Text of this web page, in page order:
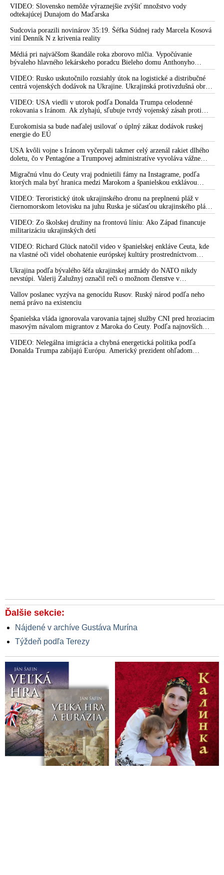
vojenskú konfrontáciu medzi USA a Iránom. Spojené štáty v
obave pred dôsledkami eskalácie rodinám diplomatov
odporučili a rodinám vojakov nachádzajúcich sa v rizikových
štátoch Blízkeho východu povolili opustiť ich
VIDEO: „Svet čelí ako nikdy predtým nukleárnej skaze.
Politická elita a vojnoví štváči bezohľadne podnecujú medzi
jadrovými mocnosťami strach a napätie,“ varuje riaditeľka
tajných služieb USA Tulsi Gabbardová a zároveň upozornila
na hrôzu, ktorú by zo sebou priniesol atómový vojenský
konflikt
Vojenskí jastrabi tlačia na prezidenta Trumpa, aby namiesto
rokovaní s Iránom na krajinu vojensky zaútočil
Chameneí varoval pred silnou odvetou, ak USA naplnia
hrozby Donalda Trumpa, že ak Teherán neuzavrie jadrovú
dohodu, dôjde k takému bombardovaniu, aké nikdy predtým
nevideli. Tucker Carlson vo svojom videu priblížil, čo vám o
vojne s Iránom nepovedia a že to môže byť Armagedon -
biblické miesto, na ktorom sa na konci čias zhromaždia
bezbožní „králi celého sveta“ na veľký boj
Zelenskyj medzitým v Kyjeve naliehal na zhromaždených diplomatov,
aby vo svete zháňali energie pre Ukrajinu na zimu. Putin vraj bude
mobilizovať a vojna sa do zimy pravdepodobne neskončí
VIDEO: Slovensko nemôže výraznejšie zvýšiť množstvo vody
odtekajúcej Dunajom do Maďarska
Sudcovia porazili novinárov 35:19. Šéfka Súdnej rady Marcela Kosová
viní Denník N z krivenia reality
Médiá pri najväčšom škandále roka zborovo mlčia. Vypočúvanie
bývaleho hlavného lekárskeho poradcu Bieleho domu Anthonyho
Fauciho pred výborom amerického Senátu väčšina médií ignorovala
VIDEO: Rusko uskutočnilo rozsiahly útok na logistické a distribučné
centrá vojenských dodávok na Ukrajine. Ukrajinská protivzdušná obrana
nedokázala počas ničivého nočného útoku na Kyjev a jeho okolie
zachytiť ani jednu ruskú raketu
VIDEO: USA viedli v utorok podľa Donalda Trumpa celodenné
rokovania s Iránom. Ak zlyhajú, sľubuje tvrdý vojenský zásah proti
Teheránu
Eurokomisia sa bude naďalej usilovať o úplný zákaz dodávok ruskej
energie do EÚ
USA kvôli vojne s Iránom vyčerpali takmer celý arzenál rakiet dlhého
doletu, čo v Pentagóne a Trumpovej administratíve vyvoláva vážne
obavy o bojaschopnosť americkej armády v prípade vypuknutia
konfliktu s Čínou alebo Ruskom
Migračnú vlnu do Ceuty vraj podnietili fámy na Instagrame, podľa
ktorých mala byť hranica medzi Marokom a španielskou exklávou
otvorená
VIDEO: Teroristický útok ukrajinského dronu na preplnenú pláž v
čiernomorskom letovisku na juhu Ruska je súčasťou ukrajinského plánu,
ktorý kopíruje model Hitlerovej „totálnej vojny“ po porážke
Wehrmachtu pri Stalingrade. Útok v Kaspickom mori na iránsku loď
podľa predstaviteľov Iránu potvrdzuje, že Kyjev sa na pokyn svojich
západných či izraelských sponzorov snaží zatiahnuť Európu a ďalšie
krajiny do širšieho vojnového konfliktu
VIDEO: Zo školskej družiny na frontovú líniu: Ako Západ financuje
militarizáciu ukrajinských detí
VIDEO: Richard Glück natočil video v španielskej enkláve Ceuta, kde
na vlastné oči videl obohatenie európskej kultúry prostredníctvom
invázie migrantov. Takto by podľa neho vyzeralo Slovensko, keby mu
vládlo PS, Šimečka & spol.
Ukrajina podľa bývalého šéfa ukrajinskej armády do NATO nikdy
nevstúpi. Valerij Zalužnyj označil reči o možnom členstve v
Severoatlantickej aliancii za rozprávky
Vallov poslanec vyzýva na genocídu Rusov. Ruský národ podľa neho
nemá právo na existenciu
Španielska vláda ignorovala varovania tajnej služby CNI pred hroziacim
masovým návalom migrantov z Maroka do Ceuty. Podľa najnovších
správ preniklo do tejto španielskej exklávy na severe Afriky vyše 70-
tisíc migrantov
VIDEO: Nelegálna imigrácia a chybná energetická politika podľa
Donalda Trumpa zabíjajú Európu. Americký prezident ohľadom
Ďalšie sekcie:
Nájdené v archíve Gustáva Murína
Týždeň podľa Terezy